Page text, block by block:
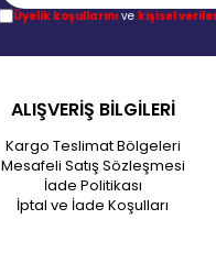
Üyelik koşullarınıve kişisel
ALIŞVERİŞ BİLGİLERİ
Kargo Teslimat Bölgeleri
Mesafeli Satış Sözleşmesi
İade Politikası
İptal ve İade Koşulları